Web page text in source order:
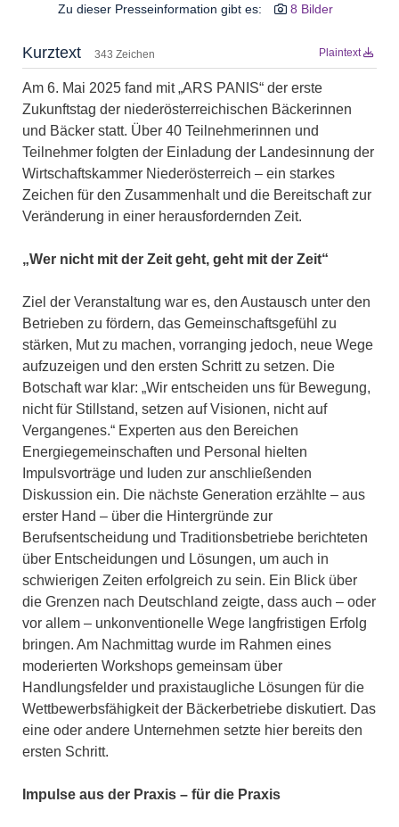
Zu dieser Presseinformation gibt es: 8 Bilder
Kurztext 343 Zeichen Plaintext
Am 6. Mai 2025 fand mit „ARS PANIS“ der erste
Zukunftstag der niederösterreichischen Bäckerinnen
und Bäcker statt. Über 40 Teilnehmerinnen und
Teilnehmer folgten der Einladung der Landesinnung der
Wirtschaftskammer Niederösterreich – ein starkes
Zeichen für den Zusammenhalt und die Bereitschaft zur
Veränderung in einer herausfordernden Zeit.
„Wer nicht mit der Zeit geht, geht mit der Zeit“
Ziel der Veranstaltung war es, den Austausch unter den
Betrieben zu fördern, das Gemeinschaftsgefühl zu
stärken, Mut zu machen, vorranging jedoch, neue Wege
aufzuzeigen und den ersten Schritt zu setzen. Die
Botschaft war klar: „Wir entscheiden uns für Bewegung,
nicht für Stillstand, setzen auf Visionen, nicht auf
Vergangenes.“ Experten aus den Bereichen
Energiegemeinschaften und Personal hielten
Impulsvorträge und luden zur anschließenden
Diskussion ein. Die nächste Generation erzählte – aus
erster Hand – über die Hintergründe zur
Berufsentscheidung und Traditionsbetriebe berichteten
über Entscheidungen und Lösungen, um auch in
schwierigen Zeiten erfolgreich zu sein. Ein Blick über
die Grenzen nach Deutschland zeigte, dass auch – oder
vor allem – unkonventionelle Wege langfristigen Erfolg
bringen. Am Nachmittag wurde im Rahmen eines
moderierten Workshops gemeinsam über
Handlungsfelder und praxistaugliche Lösungen für die
Wettbewerbsfähigkeit der Bäckerbetriebe diskutiert. Das
eine oder andere Unternehmen setzte hier bereits den
ersten Schritt.
Impulse aus der Praxis – für die Praxis